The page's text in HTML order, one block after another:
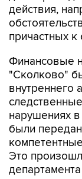
действия,
причастных
Финансовые
"Сколково"
внутреннего
нарушениях
были
Это